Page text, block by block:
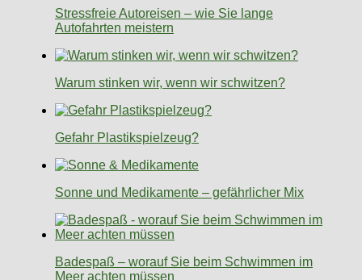
Stressfreie Autoreisen – wie Sie lange
Autofahrten meistern
Warum stinken wir, wenn wir schwitzen?
Gefahr Plastikspielzeug?
Sonne und Medikamente – gefährlicher Mix
Badespaß – worauf Sie beim Schwimmen im
Meer achten müssen